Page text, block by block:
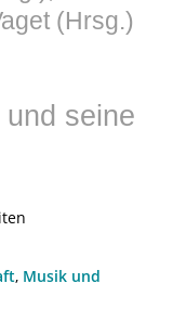
(Hrsg.)
seine
, Musik und